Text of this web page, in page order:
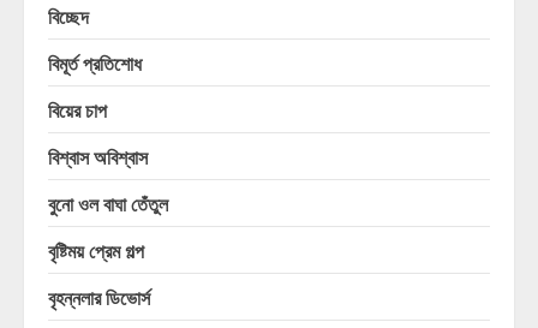
বিচ্ছেদ
বিমূর্ত প্রতিশোধ
বিয়ের চাপ
বিশ্বাস অবিশ্বাস
বুনো ওল বাঘা তেঁতুল
বৃষ্টিময় প্রেম গল্প
বৃহন্নলার ডিভোর্স